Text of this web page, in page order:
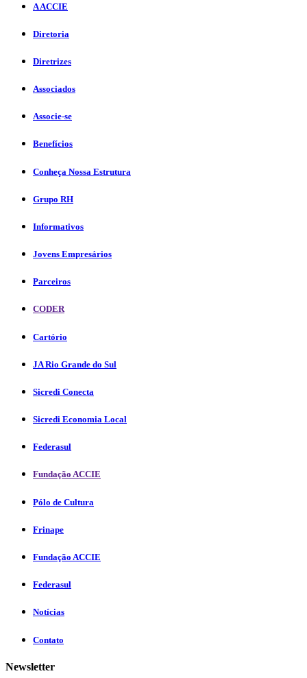
A ACCIE
Diretoria
Diretrizes
Associados
Associe-se
Benefícios
Conheça Nossa Estrutura
Grupo RH
Informativos
Jovens Empresários
Parceiros
CODER
Cartório
JA Rio Grande do Sul
Sicredi Conecta
Sicredi Economia Local
Federasul
Fundação ACCIE
Pólo de Cultura
Frinape
Fundação ACCIE
Federasul
Notícias
Contato
Newsletter